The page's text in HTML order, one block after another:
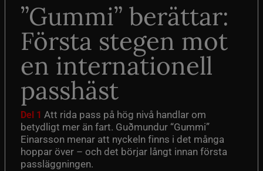
”Gummi” berättar:
Första stegen mot
en internationell
passhäst
Del 1 Att rida pass på hög nivå handlar om
betydligt mer än fart. Guðmundur “Gummi”
Einarsson menar att nyckeln finns i det många
hoppar över – och det börjar långt innan första
passläggningen.